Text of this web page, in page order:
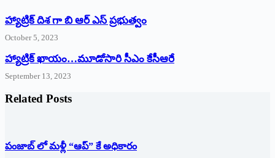
హ్యాట్రిక్ దిశ గా బి ఆర్ ఎస్ ప్రభుత్వం
October 5, 2023
హ్యాట్రిక్‌ ‌ఖాయం…మూడోసారి సీఎం కేసీఆరే
September 13, 2023
Related Posts
పంజాబ్ లో మళ్లీ “ఆప్” కే అధికారం